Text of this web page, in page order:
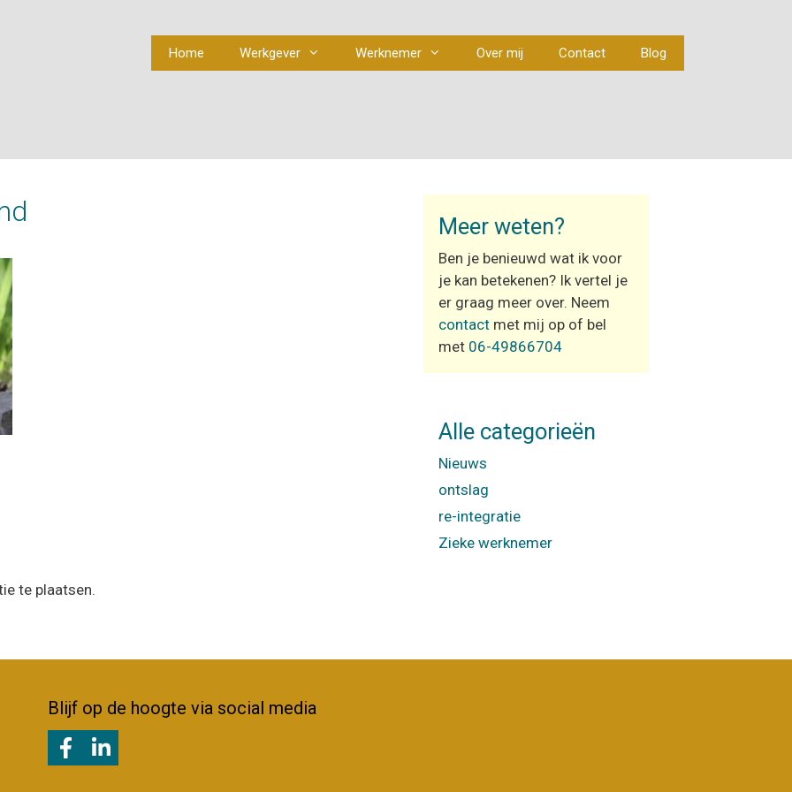
Home Werkgever Werknemer Over mij Contact Blog
te plaatsen.
Meer weten?
Ben je benieuwd wat ik voor
je kan betekenen? Ik vertel je
er graag meer over. Neem
contact met mij op of bel
met 06-49866704
Alle categorieën
Nieuws
ontslag
re-integratie
Zieke werknemer
Blijf op de hoogte via social media